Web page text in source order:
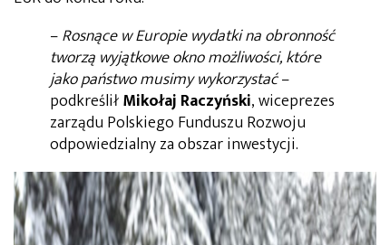
–Rosnące w Europie wydatki na obronność
tworzą wyjątkowe okno możliwości, które
jako państwo musimy wykorzystać–
podkreśliłMikołaj Raczyński, wiceprezes
zarządu Polskiego Funduszu Rozwoju
odpowiedzialny za obszar inwestycji.